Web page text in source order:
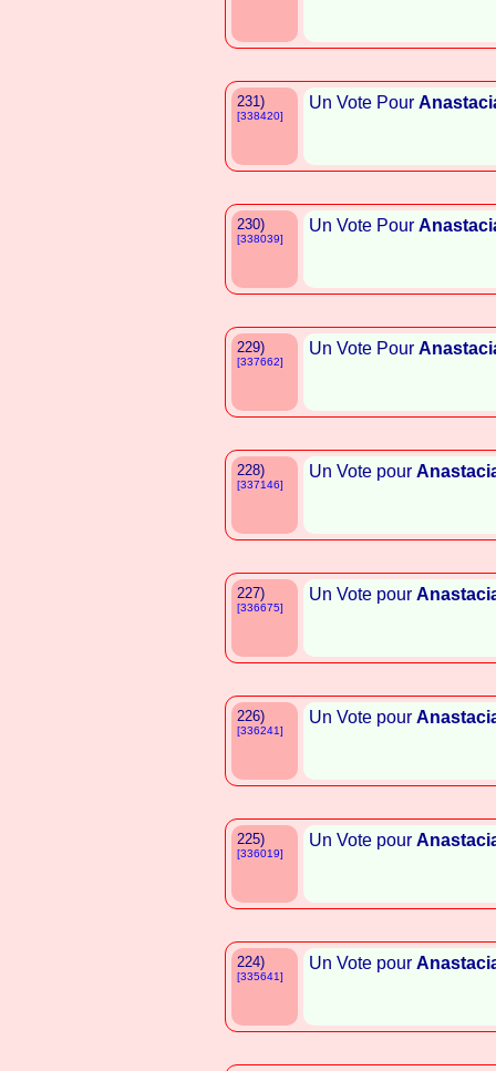
231)
[338420]
Un Vote Pour
230)
[338039]
Un Vote Pour
229)
[337662]
Un Vote Pour
228)
[337146]
Un Vote pour
227)
[336675]
Un Vote pour
226)
[336241]
Un Vote pour
225)
[336019]
Un Vote pour
224)
[335641]
Un Vote pour